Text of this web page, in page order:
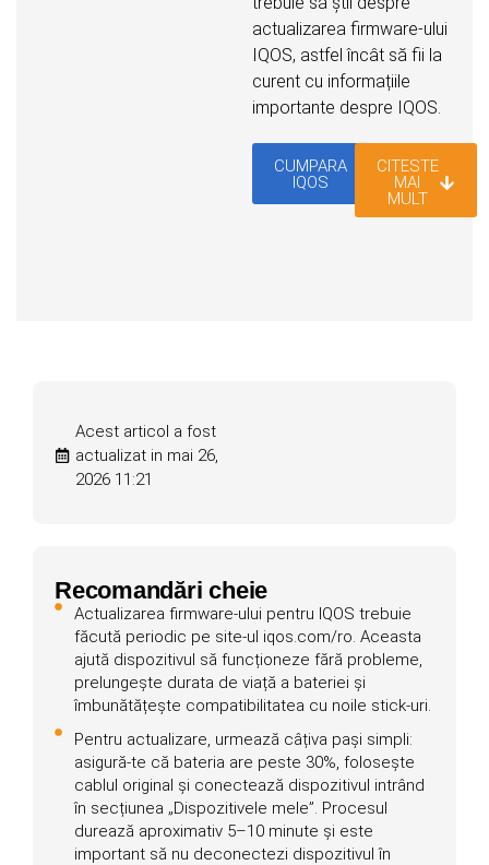
actualizarea firmware-ului
IQOS, astfel încât să fii la
curent cu informațiile
importante despre IQOS.
CUMPARA
IQOS
CITESTE
MAI
MULT
Acest articol a fost
actualizat in mai 26,
2026 11:21
Recomandări cheie
Actualizarea firmware-ului pentru IQOS trebuie
făcută periodic pe site-ul iqos.com/ro. Aceasta
ajută dispozitivul să funcționeze fără probleme,
prelungește durata de viață a bateriei și
îmbunătățește compatibilitatea cu noile stick-uri.
Pentru actualizare, urmează câțiva pași simpli:
asigură-te că bateria are peste 30%, folosește
cablul original și conectează dispozitivul intrând
în secțiunea „Dispozitivele mele”. Procesul
durează aproximativ 5–10 minute și este
important să nu deconectezi dispozitivul în